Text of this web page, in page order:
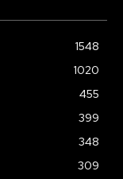
1548
1020
455
399
348
309